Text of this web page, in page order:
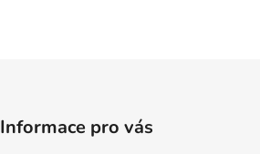
Informace pro vás